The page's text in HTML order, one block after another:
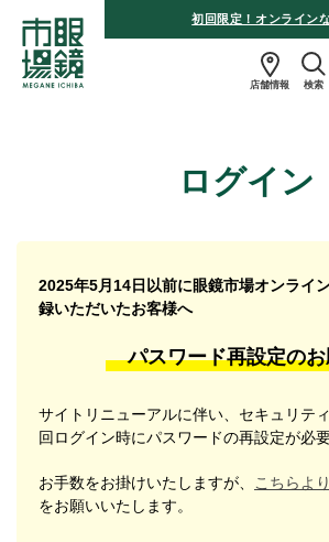
初回限定！オンライン
店舗情報 検索
ログイン
2025年5月14日以前に眼鏡市場オンライ
録いただいたお客様へ
パスワード再設定の
サイトリニューアルに伴い、セキュリテ
回ログイン時にパスワードの再設定が必
お手数をお掛けいたしますが、
こちらよ
をお願いいたします。